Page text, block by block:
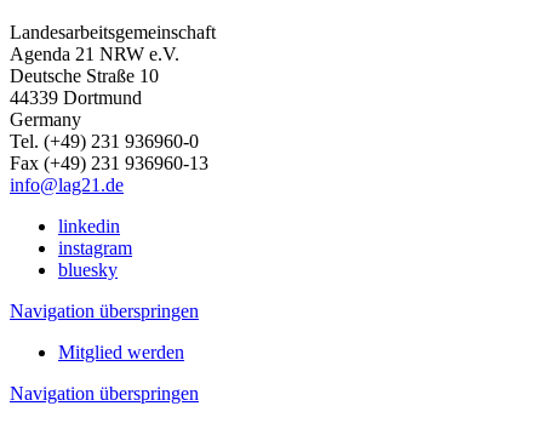
Landesarbeitsgemeinschaft
Agenda 21 NRW e.V.
Deutsche Straße 10
44339 Dortmund
Germany
Tel. (+49) 231 936960-0
Fax (+49) 231 936960-13
info@lag21.de
linkedin
instagram
bluesky
Navigation überspringen
Mitglied werden
Navigation überspringen